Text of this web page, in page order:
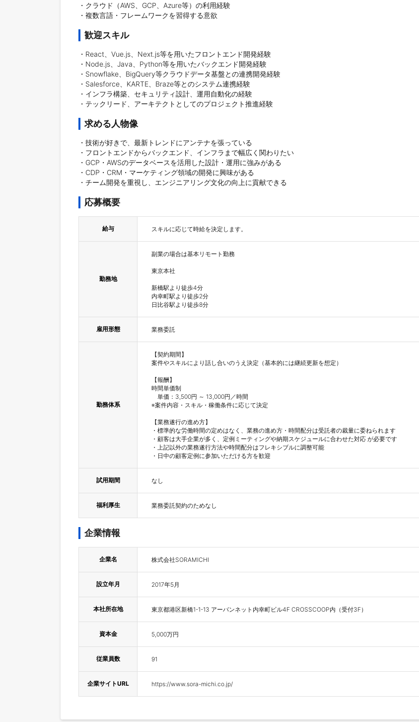
・クラウド（AWS、GCP、Azure等）の利用経験
・複数言語・フレームワークを習得する意欲
歓迎スキル
・React、Vue.js、Next.js等を用いたフロントエンド開発経験
・Node.js、Java、Python等を用いたバックエンド開発経験
・Snowflake、BigQuery等クラウドデータ基盤との連携開発経験
・Salesforce、KARTE、Braze等とのシステム連携経験
・インフラ構築、セキュリティ設計、運用自動化の経験
・テックリード、アーキテクトとしてのプロジェクト推進経験
求める人物像
・技術が好きで、最新トレンドにアンテナを張っている
・フロントエンドからバックエンド、インフラまで幅広く関わりたい
・GCP・AWSのデータベースを活用した設計・運用に強みがある
・CDP・CRM・マーケティング領域の開発に興味がある
・チーム開発を重視し、エンジニアリング文化の向上に貢献できる
応募概要
給与 スキルに応じて時給を決定します。
勤務地
副業の場合は基本リモート勤務
東京本社
新橋駅より徒歩4分
内幸町駅より徒歩2分
日比谷駅より徒歩8分
雇用形態 業務委託
勤務体系
【契約期間】
案件やスキルにより話し合いのうえ決定（基本的には継続更新を想定）
【報酬】
時間単価制
単価：3,500円 ～ 13,000円／時間
※案件内容・スキル・稼働条件に応じて決定
【業務遂行の進め方】
・標準的な労働時間の定めはなく、業務の進め方・時間配分は受託者の裁量に委ねられます
・顧客は大手企業が多く、定例ミーティングや納期スケジュールに合わせた対応 が必要です
・上記以外の業務遂行方法や時間配分はフレキシブルに調整可能
・日中の顧客定例に参加いただける方を歓迎
試用期間 なし
福利厚生 業務委託契約のためなし
企業情報
企業名 株式会社SORAMICHI
設立年月 2017年5月
本社所在地 東京都港区新橋1-1-13 アーバンネット内幸町ビル4F CROSSCOOP内（受付3F）
資本金 5,000万円
従業員数 91
企業サイトURL https://www.sora-michi.co.jp/